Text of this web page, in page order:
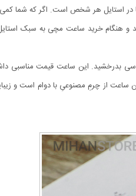
در استایل هر شخص است. اگر که شما
و هنگام خرید ساعت مچی به سبک
بدرخشید. این ساعت قیمت مناسبی
ساعت از چرمِ مصنوعیِ با دوام است و